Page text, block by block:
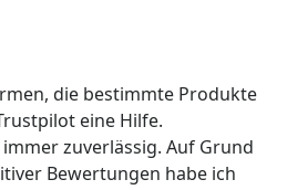
die bestimmte Produkte
eine Hilfe.
zuverlässig. Auf Grund
Bewertungen habe ich